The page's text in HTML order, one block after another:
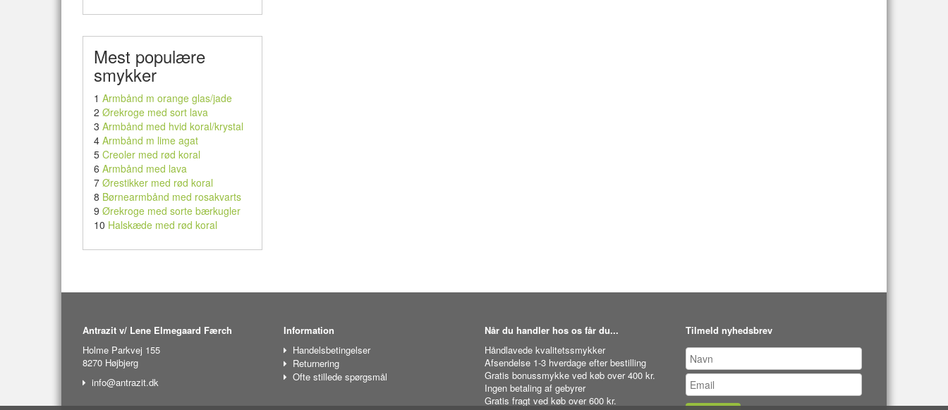
Mest populære
smykker
1 Armbånd m orange glas/jade
2 Ørekroge med sort lava
3 Armbånd med hvid koral/krystal
4 Armbånd m lime agat
5 Creoler med rød koral
6 Armbånd med lava
7 Ørestikker med rød koral
8 Børnearmbånd med rosakvarts
9 Ørekroge med sorte bærkugler
10 Halskæde med rød koral
Antrazit v/ Lene Elmegaard Færch
Holme Parkvej 155
8270 Højbjerg
info@antrazit.dk
Information
Handelsbetingelser
Returnering
Ofte stillede spørgsmål
Når du handler hos os får du...
Håndlavede kvalitetssmykker
Afsendelse 1-3 hverdage efter bestilling
Gratis bonussmykke ved køb over 400 kr.
Ingen betaling af gebyrer
Gratis fragt ved køb over 600 kr.
Tilmeld nyhedsbrev